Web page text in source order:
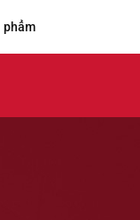
phẩm